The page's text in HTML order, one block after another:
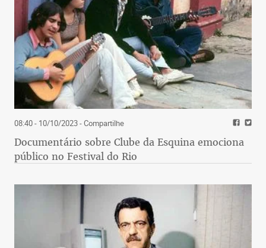
08:40 - 10/10/2023- Compartilhe
Documentário sobre Clube da Esquina emociona
público no Festival do Rio